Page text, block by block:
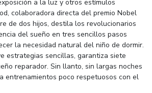
a la luz y otros estímulos
colaboradora directa del premio Nobel
de dos hijos, destila los revolucionarios
del sueño en tres sencillos pasos
la necesidad natural del niño de dormir.
estrategias sencillas, garantiza siete
reparador. Sin llanto, sin largas noches
entrenamientos poco respetuosos con el